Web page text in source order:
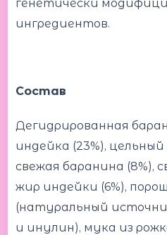
генетически
ингредиентов.
Состав
Дегидрированная
индейка (23%),
свежая баранина (8%),
жир индейки (6%),
(натуральный
и инулин), мука из